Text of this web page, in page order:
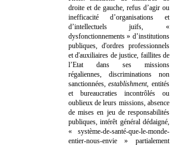
droite et de gauche, refus d’agir ou
inefficacité d’organisations et
d’intellectuels juifs, «
dysfonctionnements » d’institutions
publiques, d'ordres professionnels
et d'auxiliaires de justice, faillites de
l’Etat dans ses missions
régaliennes, discriminations non
sanctionnées,establishment, entités
et bureaucraties incontrôlés ou
oublieux de leurs missions, absence
de mises en jeu de responsabilités
publiques, intérêt général dédaigné,
« système-de-santé-que-le-monde-
entier-nous-envie » partialement